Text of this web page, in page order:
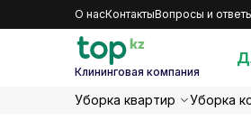
О насКонтактыВопросы и
Клининговая компания
Уборка квартир Уборка